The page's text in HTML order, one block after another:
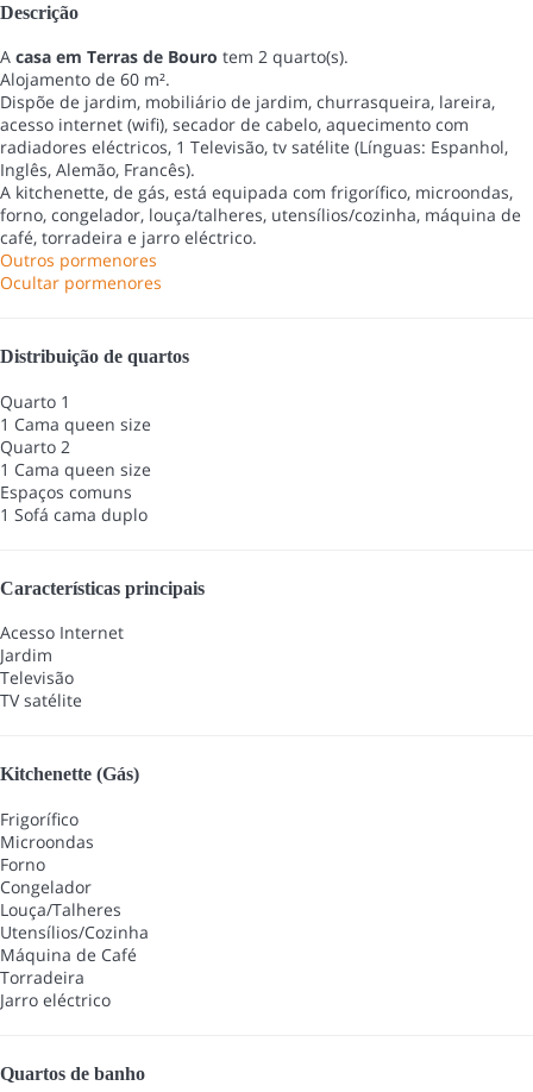
Descrição
A casa em Terras de Bouro tem 2 quarto(s).
Alojamento de 60 m².
Dispõe de jardim, mobiliário de jardim, churrasqueira, lareira,
acesso internet (wifi), secador de cabelo, aquecimento com
radiadores eléctricos, 1 Televisão, tv satélite (Línguas: Espanhol,
Inglês, Alemão, Francês).
A kitchenette, de gás, está equipada com frigorífico, microondas,
forno, congelador, louça/talheres, utensílios/cozinha, máquina de
café, torradeira e jarro eléctrico.
Outros pormenores
Ocultar pormenores
Distribuição de quartos
Quarto 1
1 Cama queen size
Quarto 2
1 Cama queen size
Espaços comuns
1 Sofá cama duplo
Características principais
Acesso Internet
Jardim
Televisão
TV satélite
Kitchenette (Gás)
Frigorífico
Microondas
Forno
Congelador
Louça/Talheres
Utensílios/Cozinha
Máquina de Café
Torradeira
Jarro eléctrico
Quartos de banho